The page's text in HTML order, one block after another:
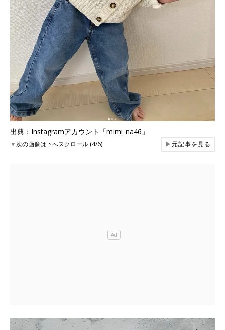
出典：Instagramアカウント「mimi_na46」
▼次の画像は下へスクロール (4/6) ▶元記事を見る